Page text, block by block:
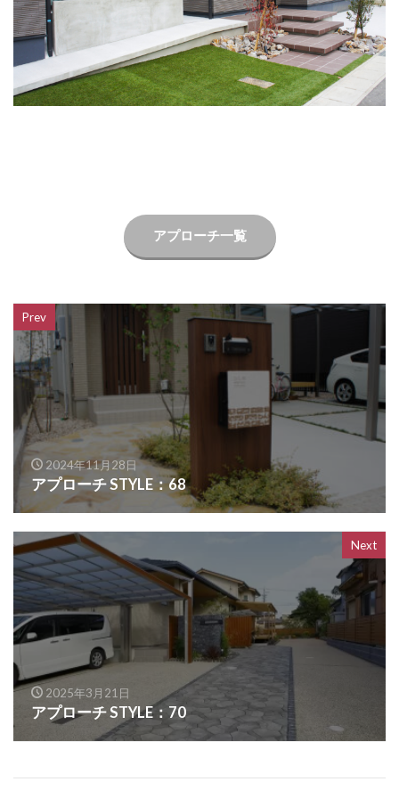
アプローチ一覧
Prev
2024年11月28日
アプローチ STYLE：68
Next
2025年3月21日
アプローチ STYLE：70
LIXIL ネスカ
LIXIL ハイサモア
LIXIL フーゴ
LIXIL ファンクションユニット アクシィ
LIXIL ファンクションユニット ウィルモダン
LIXIL ベルニューズ
LIXIL ラフィーネ門扉
LIXIL ワイドシャッターS
LIXIL 切文字サイン
LIXIL 機能門柱FS
LIXIL 機能門柱FW
LIXIL 美彩 マリンライト
LIXIL 表札灯
LIXIL 門柱灯
LIXIL 開き門扉AB
OnlyOne アートモザイクスクエア
OnlyOne ヴァリオネオ
OnlyOne ヴェリータヌーボS
OnlyOne ウォールマウントライト
OnlyOne エッジネームプレート
OnlyOne カーストップバー
OnlyOne クーリエ
OnlyOne サブレ
OnlyOne シャーポ
OnlyOne ショーケース エントランスユニット
OnlyOne ショーケース専用ボーノ
OnlyOne シンプルフレーム フロントネームプレート
OnlyOne シンライト
OnlyOne スマートポール セレクト
OnlyOne セレーノ
OnlyOne ティンバー